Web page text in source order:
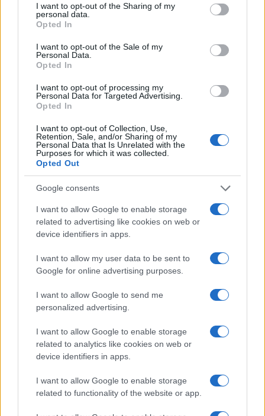
not limited to your visit or usage behaviour. You may click to
grant or deny consent to Google and its third-party tags to
use your data for below specified purposes in below Google
consent section.
I want to opt-out of the Sharing of my
personal data.
Opted In
I want to opt-out of the Sale of my
Personal Data.
Opted In
I want to opt-out of processing my
Personal Data for Targeted Advertising.
Opted In
I want to opt-out of Collection, Use,
Retention, Sale, and/or Sharing of my
Personal Data that Is Unrelated with the
Purposes for which it was collected.
Opted Out
Google consents
I want to allow Google to enable storage
related to advertising like cookies on web or
device identifiers in apps.
I want to allow my user data to be sent to
Google for online advertising purposes.
I want to allow Google to send me
personalized advertising.
I want to allow Google to enable storage
related to analytics like cookies on web or
device identifiers in apps.
I want to allow Google to enable storage
related to functionality of the website or app.
Continua a leggere
LIFESTYLE
Guida step-by-step per un’immagine pubblica
credibile e glam
Camilla Fiore · 9 Ago 2026
ALIMENTAZIONE